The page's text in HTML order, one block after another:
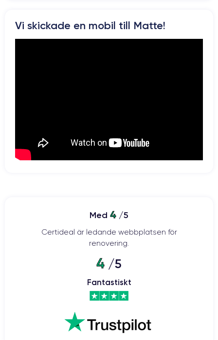
Pour en savoir plus sur les caractéristiques de ce smartphone,
Vi skickade en mobil till Matte!
Med 4 /5
Certideal är ledande webbplatsen för
renovering.
4 /5
Fantastiskt